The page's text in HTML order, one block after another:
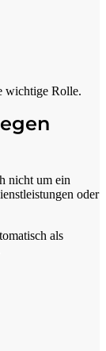
wichtige Rolle.
nicht um ein
oder
als